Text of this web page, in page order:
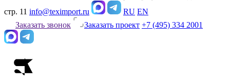
стр. 11 info@teximport.ru RU EN
Заказать звонок
Заказать проект +7 (495) 334 2001